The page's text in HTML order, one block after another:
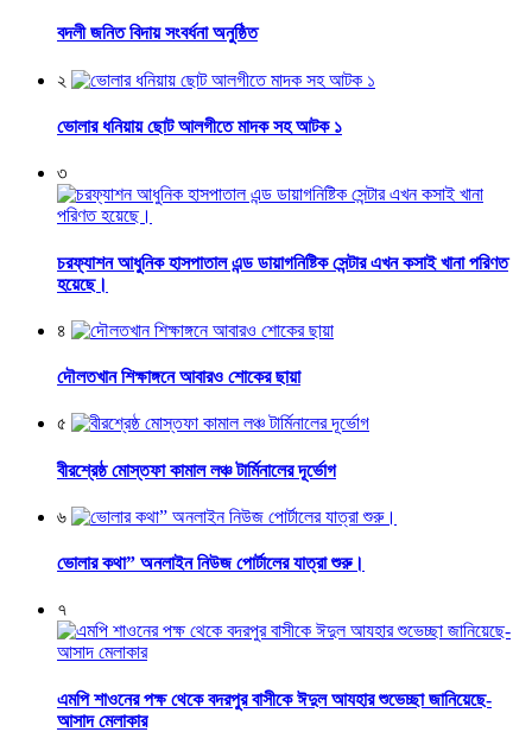
বদলী জনিত বিদায় সংবর্ধনা অনুষ্ঠিত
২
ভোলার ধনিয়ায় ছোট আলগীতে মাদক সহ আটক ১
৩
চরফ্যাশন আধুনিক হাসপাতাল এন্ড ডায়াগনিষ্টিক সেন্টার এখন কসাই খানা পরিণত
হয়েছে।
৪
দৌলতখান শিক্ষাঙ্গনে আবারও শোকের ছায়া
৫
বীরশ্রেষ্ঠ মোস্তফা কামাল লঞ্চ টার্মিনালের দূর্ভোগ
৬
ভোলার কথা” অনলাইন নিউজ পোর্টালের যাত্রা শুরু।
৭
এমপি শাওনের পক্ষ থেকে বদরপুর বাসীকে ঈদুল আযহার শুভেচ্ছা জানিয়েছে-
আসাদ মেলাকার